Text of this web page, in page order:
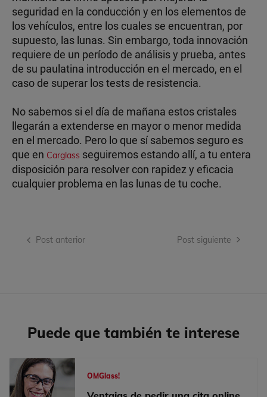
seguridad en la conducción y en los elementos de
los vehículos, entre los cuales se encuentran, por
supuesto, las lunas. Sin embargo, toda innovación
requiere de un período de análisis y prueba, antes
de su paulatina introducción en el mercado, en el
caso de superar los tests de resistencia.
No sabemos si el día de mañana estos cristales
llegarán a extenderse en mayor o menor medida
en el mercado. Pero lo que sí sabemos seguro es
que en Carglass seguiremos estando allí, a tu entera
disposición para resolver con rapidez y eficacia
cualquier problema en las lunas de tu coche.
Navegación
Post anterior Post siguiente
Puede que también te interese
OMGlass!